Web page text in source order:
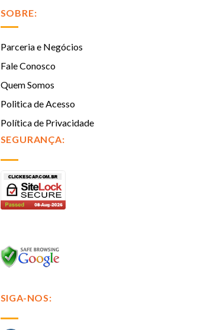
SOBRE:
Parceria e Negócios
Fale Conosco
Quem Somos
Politica de Acesso
Política de Privacidade
SEGURANÇA:
SIGA-NOS: